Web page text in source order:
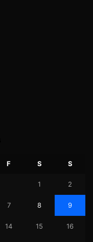
F S S
1 2
7 8 9
14 15 16